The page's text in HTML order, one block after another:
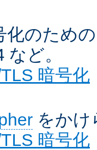
化のため
ど。
暗号化
をかけ
暗号化